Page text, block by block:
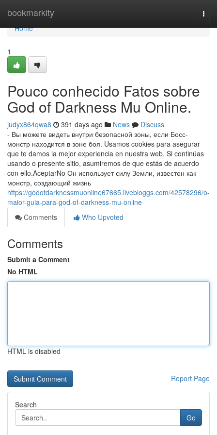
bookmarkity
Home
Home
1
Pouco conhecido Fatos sobre
God of Darkness Mu Online.
judyx864qwa8 391 days ago News
Discuss
- Вы можете видеть внутри безопасной зоны, если Босс-
монстр находится в зоне боя. Usamos cookies para asegurar
que te damos la mejor experiencia en nuestra web. Si continúas
usando o presente sitio, asumiremos de que estás de acuerdo
con ello.AceptarNo Он использует силу Земли, известен как
монстр, создающий жизнь
https://godofdarknessmuonline67665.livebloggs.com/42578296/o-
maior-guia-para-god-of-darkness-mu-online
Comments
Who Upvoted
Comments
Submit a Comment
No HTML
HTML is disabled
Report Page
Search
Go